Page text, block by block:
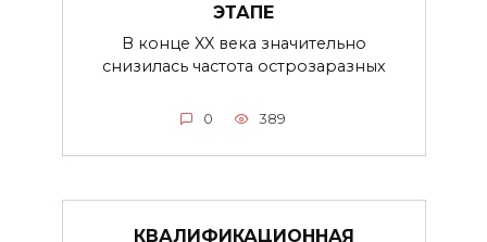
ЭТАПЕ
В конце XX века значительно
снизилась частота острозаразных
0 389
КВАЛИФИКАЦИОННАЯ